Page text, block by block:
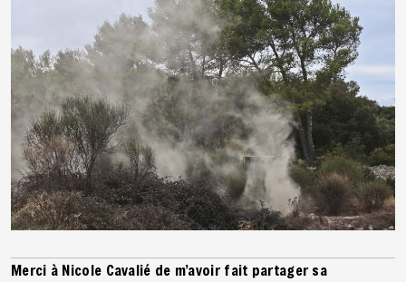
Merci à Nicole Cavalié de m’avoir fait partager sa